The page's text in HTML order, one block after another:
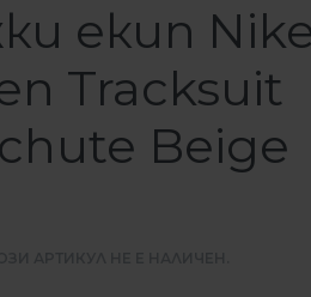
екип
Tracksuit
Beige